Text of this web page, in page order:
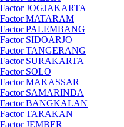
JOGJAKARTA
MATARAM
PALEMBANG
SIDOARJO
TANGERANG
SURAKARTA
SOLO
MAKASSAR
SAMARINDA
Factor BANGKALAN
Factor TARAKAN
JEMBER